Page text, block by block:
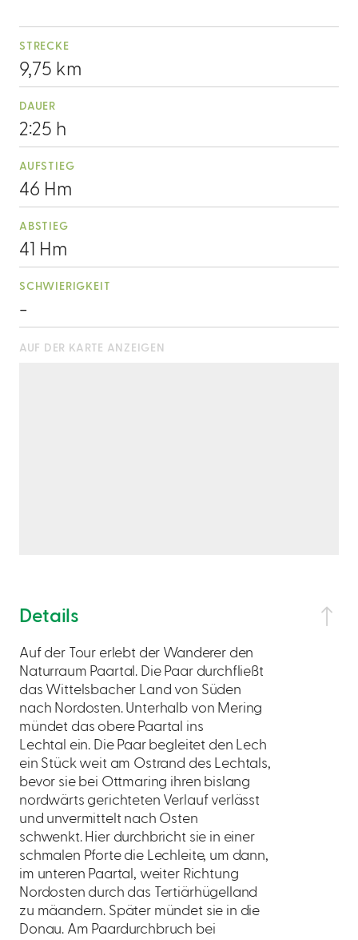
STRECKE
9,75 km
DAUER
2:25 h
AUFSTIEG
46 Hm
ABSTIEG
41 Hm
SCHWIERIGKEIT
-
AUF DER KARTE ANZEIGEN
Details
Auf der Tour erlebt der Wanderer den
Naturraum Paartal. Die Paar durchfließt
das Wittelsbacher Land von Süden
nach Nordosten. Unterhalb von Mering
mündet das obere Paartal ins
Lechtal ein. Die Paar begleitet den Lech
ein Stück weit am Ostrand des Lechtals,
bevor sie bei Ottmaring ihren bislang
nordwärts gerichteten Verlauf verlässt
und unvermittelt nach Osten
schwenkt. Hier durchbricht sie in einer
schmalen Pforte die Lechleite, um dann,
im unteren Paartal, weiter Richtung
Nordosten durch das Tertiärhügelland
zu mäandern. Später mündet sie in die
Donau. Am Paardurchbruch bei